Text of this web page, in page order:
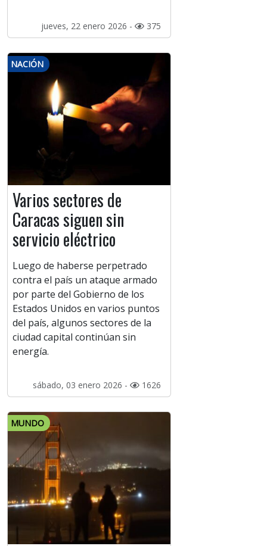
jueves, 22 enero 2026 - 375
NACIÓN
Varios sectores de
Caracas siguen sin
servicio eléctrico
Luego de haberse perpetrado
contra el país un ataque armado
por parte del Gobierno de los
Estados Unidos en varios puntos
del país, algunos sectores de la
ciudad capital continúan sin
energía.
sábado, 03 enero 2026 - 1626
MUNDO